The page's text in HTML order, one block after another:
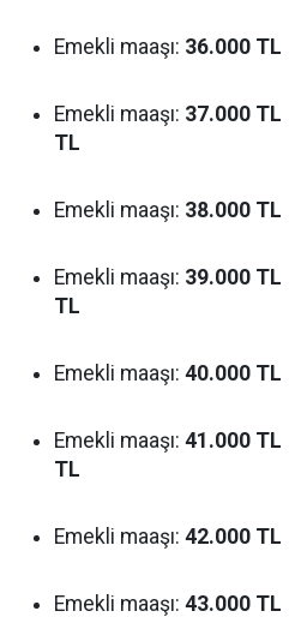
Emekli maaşı: 36.000 TL
Emekli maaşı: 37.000 TL
TL
Emekli maaşı: 38.000 TL
Emekli maaşı: 39.000 TL
TL
Emekli maaşı: 40.000 TL
Emekli maaşı: 41.000 TL
TL
Emekli maaşı: 42.000 TL
Emekli maaşı: 43.000 TL